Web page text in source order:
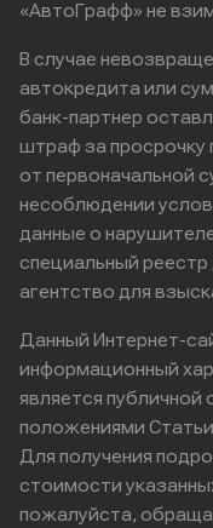
«АвтоГрафф» не
В случае
автокредита или
банк-партнер
штраф за просрочку
от первоначальной
несоблюдении
данные о
специальный
агентство для
Данный Интернет-
информационный
является
положениями
Для получения
стоимости
пожалуйста,